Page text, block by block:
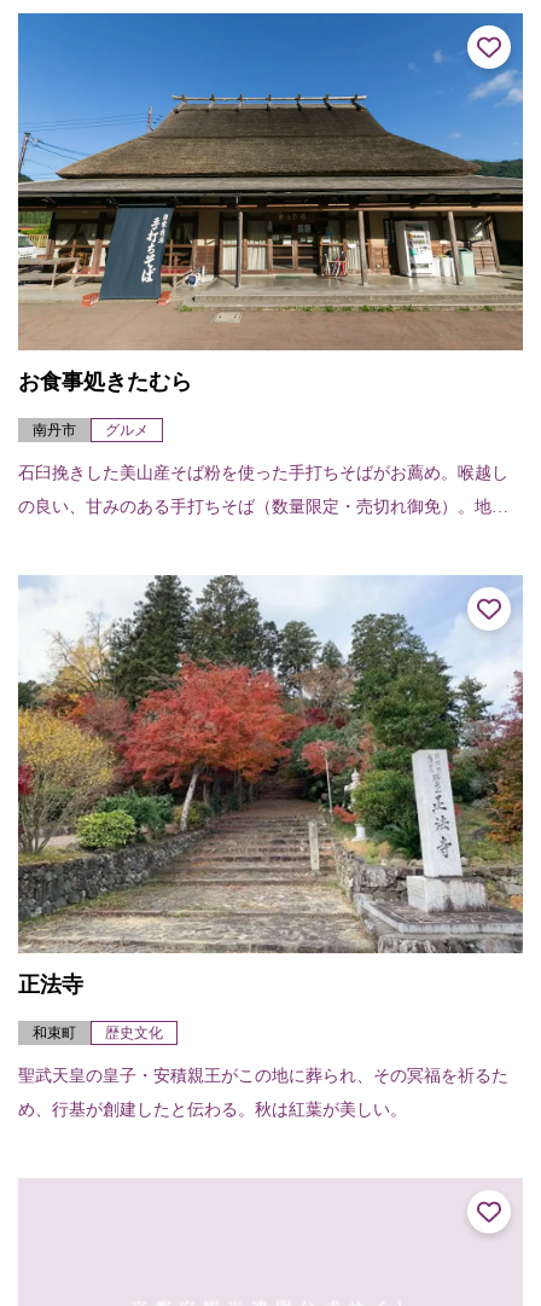
美十八は、宿泊す...
お食事処きたむら
南丹市 グルメ
石臼挽きした美山産そば粉を使った手打ちそばがお薦め。喉越し
の良い、甘みのある手打ちそば（数量限定・売切れ御免）。地鶏
で、気軽に立ち寄りできる。
正法寺
和束町 歴史文化
聖武天皇の皇子・安積親王がこの地に葬られ、その冥福を祈るた
め、行基が創建したと伝わる。秋は紅葉が美しい。